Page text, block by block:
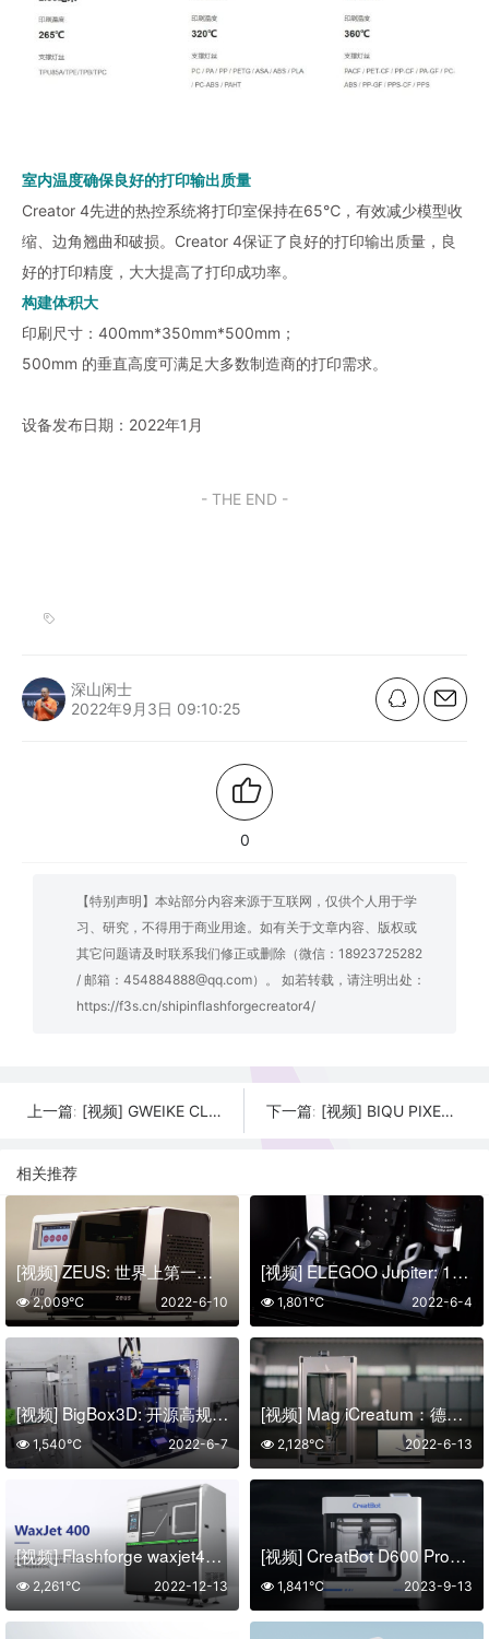
室内温度确保良好的打印输出质量
Creator 4先进的热控系统将打印室保持在65℃，有效减少模型收
缩、边角翘曲和破损。Creator 4保证了良好的打印输出质量，良
好的打印精度，大大提高了打印成功率。
构建体积大
印刷尺寸：400mm*350mm*500mm；
500mm 的垂直高度可满足大多数制造商的打印需求。
设备发布日期：2022年1月
- THE END -
深山闲士
2022年9月3日 09:10:25
0
【特别声明】本站部分内容来源于互联网，仅供个人用于学
习、研究，不得用于商业用途。如有关于文章内容、版权或
其它问题请及时联系我们修正或删除（微信：18923725282
/ 邮箱：454884888@qq.com）。 如若转载，请注明出处：
https://f3s.cn/shipinflashforgecreator4/
上一篇: [视频] GWEIKE CLOUD 桌面激光雕刻机 下一篇: [视频] BIQU PIXEL L 9.1 英寸 4K 光固化LCD 3D打印机
相关推荐
[视频] ZEUS: 世界上第一台3D扫描、打印、复印和传真一体机
2022-6-10
2,009℃
[视频] ELEGOO Jupiter: 12.8英寸6K高精度MSLA 光固化3D打印机
2022-6-4
1,801℃
[视频] BigBox3D: 开源高规格桌面3D打印机
2022-6-7
1,540℃
[视频] Mag iCreatum：德国制造的多合一 3D打印机
2022-6-13
2,128℃
[视频] Flashforge waxjet400 大尺寸多喷嘴喷蜡3D打印机
2022-12-13
2,261℃
[视频] CreatBot D600 Pro2：全新一代全球爆款企业级大尺寸FDM 3D打印机
2023-9-13
1,841℃